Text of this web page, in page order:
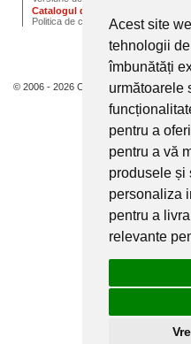
Acest site
tehnologii
îmbunătăți
următoarele
pentru a
pentru a vă
produsele și
personaliza
pentru a
relevante
Catalogul de instalatii termice,
Politica de confidentialitate
© 2006 - 2026 Calor.